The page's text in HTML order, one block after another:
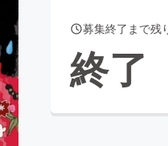
Creation
ミュニティ
募集終了まで残
終了